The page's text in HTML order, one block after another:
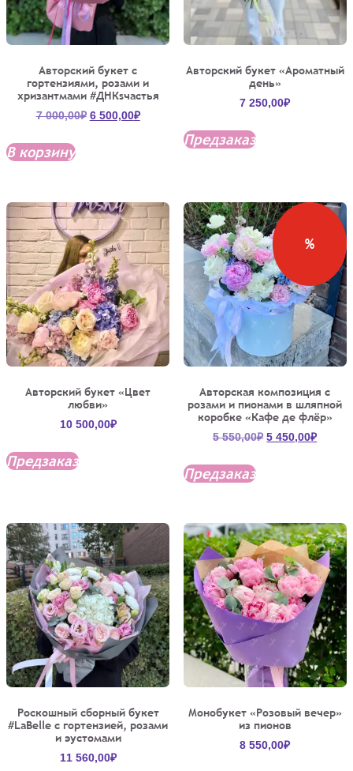
Авторский букет с
гортензиями, розами и
хризантмами #ДНКsчастья
7 000,00₽ Первоначальная
6 500,00₽Текущая
В корзину
Авторский букет «Ароматный
день»
7 250,00₽
Предзаказ
Авторский букет «Цвет
любви»
10 500,00₽
Предзаказ
%
Авторская композиция с
розами и пионами в шляпной
коробке «Кафе де флёр»
5 550,00₽ 5 450,00₽
Предзаказ
Роскошный сборный букет
#LaBelle с гортензией, розами
и эустомами
11 560,00₽
Монобукет «Розовый вечер»
из пионов
8 550,00₽